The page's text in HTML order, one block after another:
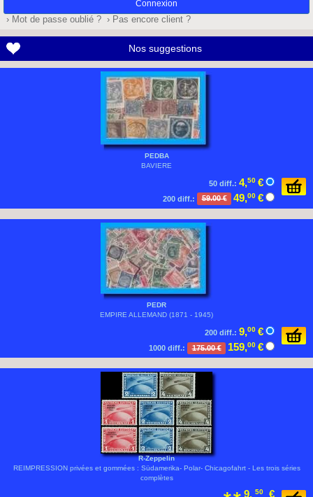
› Mot de passe oublié ? › Pas encore client ?
Nos suggestions
PEDBA
BAVIERE
50 diff.: 4,50 €
200 diff.: 59.00 € 49,00 €
PEDR
EMPIRE ALLEMAND (1871 - 1945)
200 diff.: 9,00 €
1000 diff.: 175.00 € 159,00 €
R-Zeppelin
REIMPRESSION privées et gommées : Südamerika- Polar- Chicagofahrt - Les trois séries
complètes
9, 50 €